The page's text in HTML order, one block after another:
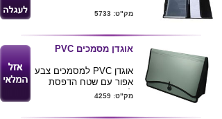
מק"ט: 5733
אוגדן מסמכים PVC
אוגדן PVC למסמכים צבע
אפור עם שטח הדפסת
לוגו
מק"ט: 4259